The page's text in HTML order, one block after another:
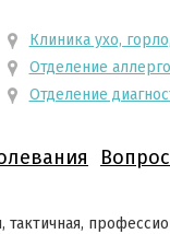
Клиника ухо,
Отделение
Отделение